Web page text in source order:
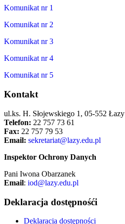
Komunikat nr 1
Komunikat nr 2
Komunikat nr 3
Komunikat nr 4
Komunikat nr 5
Kontakt
ul.ks. H. Słojewskiego 1, 05-552 Łazy
Telefon: 22 757 73 61
Fax: 22 757 79 53
Email: sekretariat@lazy.edu.pl
Inspektor Ochrony Danych
Pani Iwona Obarzanek
Email: iod@lazy.edu.pl
Deklaracja dostępnośći
Deklaracja dostępności